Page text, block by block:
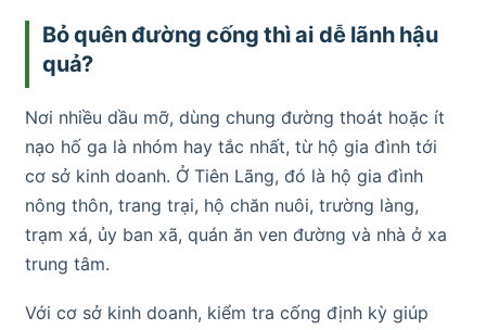
Bỏ quên đường cống thì ai dễ lãnh hậu
quả?
Nơi nhiều dầu mỡ, dùng chung đường thoát hoặc ít
nạo hố ga là nhóm hay tắc nhất, từ hộ gia đình tới
cơ sở kinh doanh. Ở Tiên Lãng, đó là hộ gia đình
nông thôn, trang trại, hộ chăn nuôi, trường làng,
trạm xá, ủy ban xã, quán ăn ven đường và nhà ở xa
trung tâm.
Với cơ sở kinh doanh, kiểm tra cống định kỳ giúp